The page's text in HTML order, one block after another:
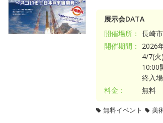
展示会DATA
開催場所： 長崎
開催期間：
2026
4/7(
10:00
終入場
料金：
無料
無料イベント 美